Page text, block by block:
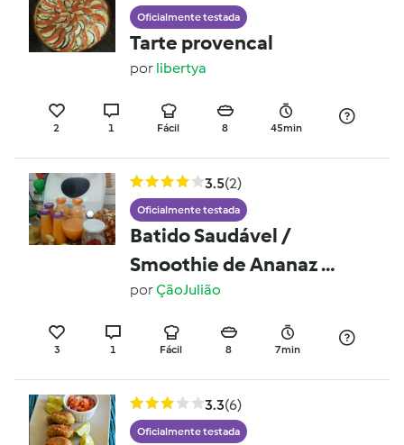
Oficialmente testada
Tarte provencal
por libertya
2 1 Fácil 8 45min
3.5(2)
Oficialmente testada
Batido Saudável /
Smoothie de Ananaz e
Goji
porÇãoJulião
3 1 Fácil 8 7min
3.3(6)
Oficialmente testada